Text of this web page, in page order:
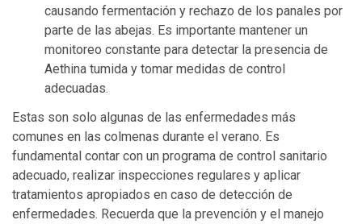
causando fermentación y rechazo de los panales por
parte de las abejas. Es importante mantener un
monitoreo constante para detectar la presencia de
Aethina tumida y tomar medidas de control
adecuadas.
Estas son solo algunas de las enfermedades más
comunes en las colmenas durante el verano. Es
fundamental contar con un programa de control sanitario
adecuado, realizar inspecciones regulares y aplicar
tratamientos apropiados en caso de detección de
enfermedades. Recuerda que la prevención y el manejo